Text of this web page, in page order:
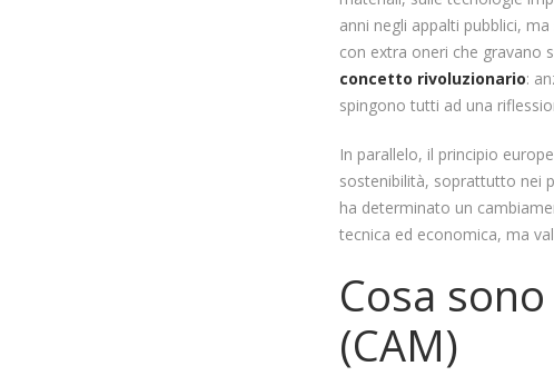
anni negli appalti pubblici,
con extra oneri che gravano
concetto rivoluzionario:
spingono tutti ad una
In parallelo, il principio
sostenibilità, soprattutto nei
ha determinato un
tecnica ed economica, ma
Cosa
(CAM)